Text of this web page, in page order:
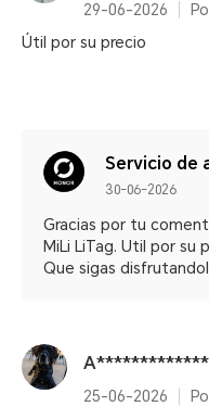
29-06-2026
Útil por su precio
Servicio de
30-06-2026
Gracias por tu
MiLi LiTag. Util por su
Que sigas
25-06-2026